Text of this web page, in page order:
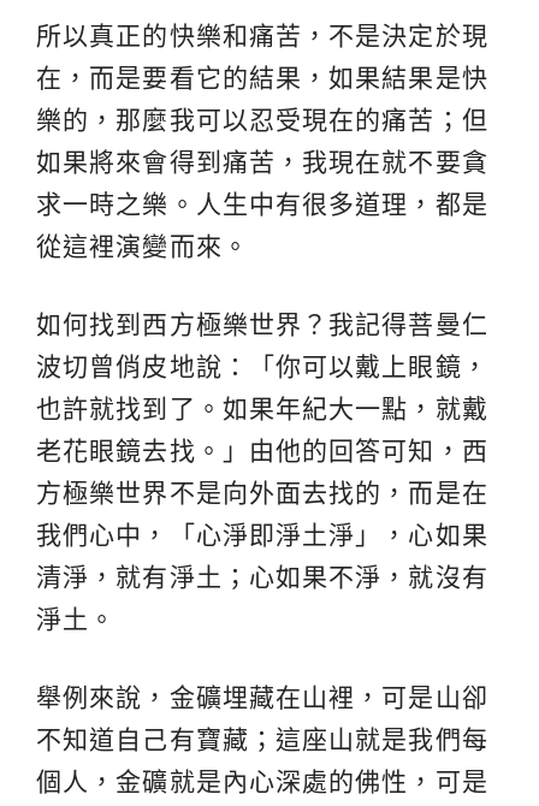
所以真正的快樂和痛苦，不是決定於現
在，而是要看它的結果，如果結果是快
樂的，那麼我可以忍受現在的痛苦；但
如果將來會得到痛苦，我現在就不要貪
求一時之樂。人生中有很多道理，都是
從這裡演變而來。
如何找到西方極樂世界？我記得菩曼仁
波切曾俏皮地說：「你可以戴上眼鏡，
也許就找到了。如果年紀大一點，就戴
老花眼鏡去找。」由他的回答可知，西
方極樂世界不是向外面去找的，而是在
我們心中，「心淨即淨土淨」，心如果
清淨，就有淨土；心如果不淨，就沒有
淨土。
舉例來說，金礦埋藏在山裡，可是山卻
不知道自己有寶藏；這座山就是我們每
個人，金礦就是內心深處的佛性，可是